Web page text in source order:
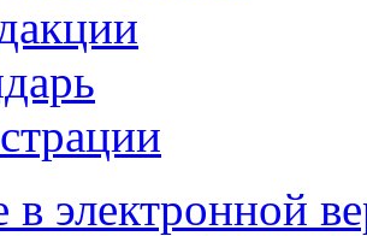
в электронной